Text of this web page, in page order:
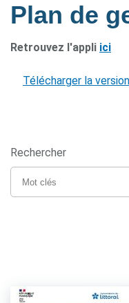
Plan de
Retrouvez l'appli ici
Télécharger la
Rechercher